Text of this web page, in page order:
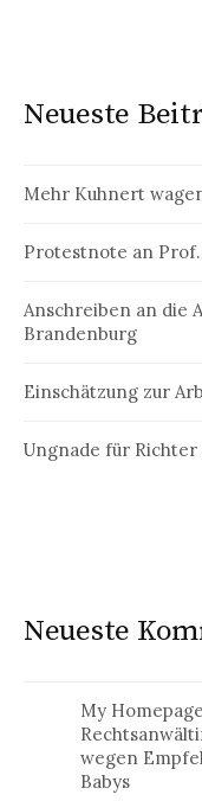
Neueste
Mehr Kuhnert
Protestnote an
Anschreiben an die
Brandenburg
Einschätzung zur
Ungnade für
Neueste
My Homepage
wegen
Babys